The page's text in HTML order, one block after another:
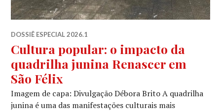
DOSSIÊ ESPECIAL 2026.1
Cultura popular: o impacto da
quadrilha junina Renascer em
São Félix
Imagem de capa: Divulgação Débora Brito A quadrilha
junina é uma das manifestações culturais mais